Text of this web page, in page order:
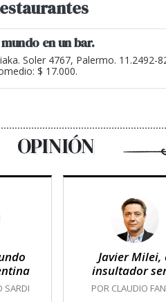
en un bar.
Soler 4767, Palermo. 11.2492-
$ 17.000.
OPINIÓN
SARDI
Javier Milei,
insultador
POR CLAUDIO